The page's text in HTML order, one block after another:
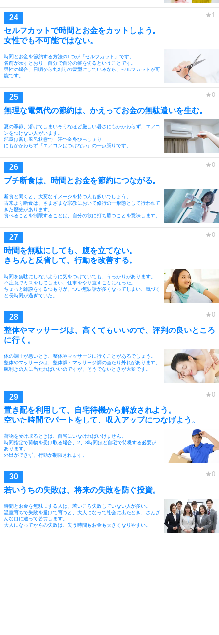
セルフカットで時間とお金をカットしよう。
女性でも不可能ではない。
時間とお金を節約する方法の1つが「セルフカット」です。
名前が示すとおり、自分で自分の髪を切るということです。
男性の場合、日頃から丸刈りの髪型にしているなら、セルフカットが可
能です。
無理な電気代の節約は、かえってお金の無駄遣いを生む。
夏の季節、溶けてしまいそうなほど厳しい暑さにもかかわらず、エアコ
ンをつけない人がいます。
部屋は蒸し風呂状態で、汗で全身びっしょり。
にもかかわらず「エアコンはつけない」の一点張りです。
プチ断食は、時間とお金を節約につながる。
断食と聞くと、大変なイメージを持つ人も多いでしょう。
古来より断食は、さまざまな宗教において修行の一形態として行われて
きた歴史があります。
食べることを制限することは、自分の欲に打ち勝つことを意味します。
時間を無駄にしても、腹を立てない。
きちんと反省して、行動を改善する。
時間を無駄にしないように気をつけていても、うっかりがあります。
不注意でミスをしてしまい、仕事をやり直すことになった。
ちょっと雑談をするつもりが、つい無駄話が多くなってしまい、気づく
と長時間が過ぎていた。
整体やマッサージは、高くてもいいので、評判の良いところ
に行く。
体の調子が悪いとき、整体やマッサージに行くことがあるでしょう。
整体やマッサージは、整体師・マッサージ師の当たり外れがあります。
腕利きの人に当たればいいのですが、そうでないときが大変です。
置き配を利用して、自宅待機から解放されよう。
空いた時間でパートをして、収入アップにつなげよう。
荷物を受け取るときは、自宅にいなければいけません。
時間指定で荷物を受け取る場合、2、3時間ほど自宅で待機する必要が
あります。
外出ができず、行動が制限されます。
若いうちの失敗は、将来の失敗を防ぐ投資。
時間とお金を無駄にする人は、若いころ失敗していない人が多い。
温室育ちで失敗を避けて育つと、大人になって社会に出たとき、さんざ
んな目に遭って苦労します。
大人になってからの失敗は、失う時間もお金も大きくなりやすい。